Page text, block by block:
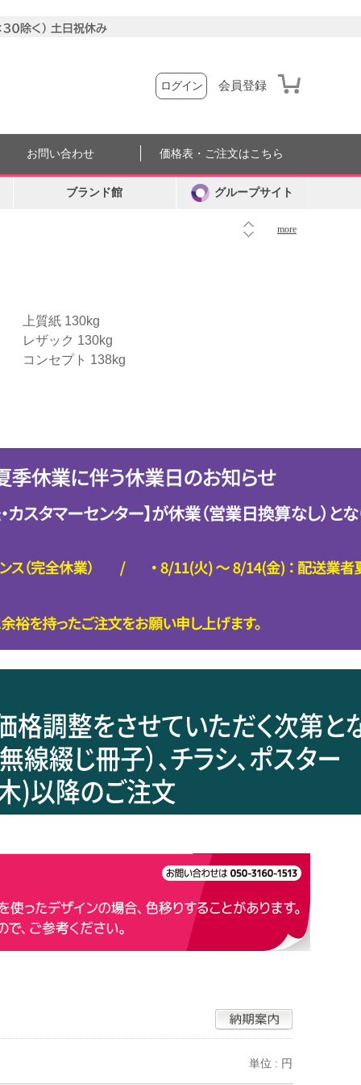
ログイン 会員登録
more
お問い合わせ 価格表・ご注文はこちら
ブランド館 グループサイト
上質紙 130kg
レザック 130kg
コンセプト 138kg
単位 : 円